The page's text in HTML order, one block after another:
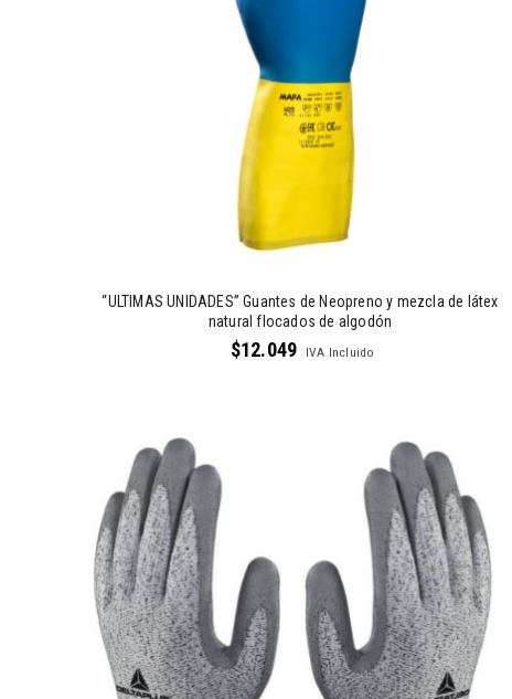
“ULTIMAS UNIDADES” Guantes de Neopreno y mezcla de látex
natural flocados de algodón
$12.049 IVA Incluido